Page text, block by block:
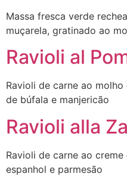
Massa fresca verde
muçarela, gratinado ao
Ravioli al
Ravioli de carne ao
de búfala e manjericão
Ravioli alla
Ravioli de carne ao
espanhol e parmesão